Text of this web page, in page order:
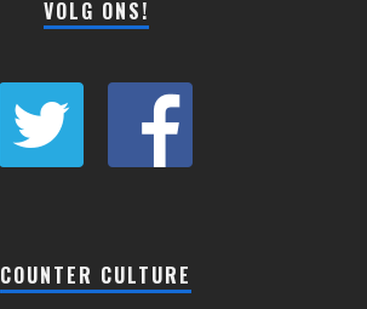
VOLG ONS!
COUNTER CULTURE